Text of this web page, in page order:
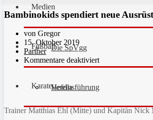
Die SpVgg
Vereinsführung
Medien
Hefdla
Fußball
Karate
Bambinokids spendiert neue
von Gregor
15. Oktober 2019
Partner
Kommentare deaktiviert
Trainer Matthias Ehl (Mitte) und Kapitän Nick